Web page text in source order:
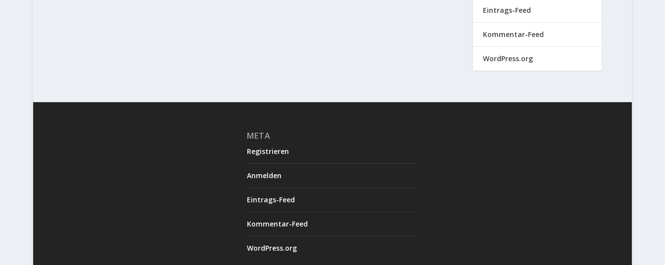
Eintrags-Feed
Kommentar-Feed
WordPress.org
META
Registrieren
Anmelden
Eintrags-Feed
Kommentar-Feed
WordPress.org